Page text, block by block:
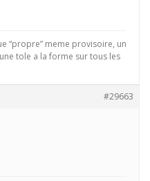
“propre” meme provisoire, un
tole a la forme sur tous les
#29663